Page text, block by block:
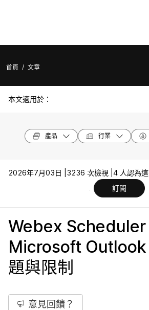
首頁 / 文章
本文適用於：
產品 行業
2026年7月03日 | 3236 次檢視 | 4 人認為
訂閱
Webex
Microsoft Outlook
題與限制
意見回饋？